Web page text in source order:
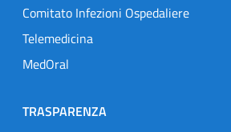
Comitato Infezioni Ospedaliere
Telemedicina
MedOral
TRASPARENZA